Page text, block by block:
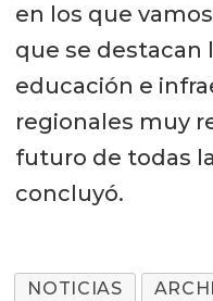
en los que
que se destacan
educación e
regionales muy
futuro de todas
concluyó.
NOTICIAS